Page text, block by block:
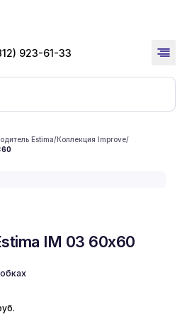
923-61-33
Estima/Коллекция Improve/
IM 03 60x60